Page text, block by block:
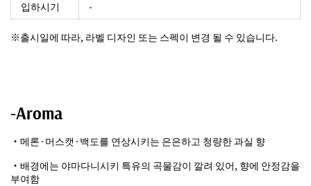
입하시기 -
※출시일에 따라, 라벨 디자인 또는 스펙이 변경 될 수 있습니다.
-Aroma
・메론·머스캣·백도를 연상시키는 은은하고 청량한 과실 향
・배경에는 야마다니시키 특유의 곡물감이 깔려 있어, 향에 안정감을
부여함